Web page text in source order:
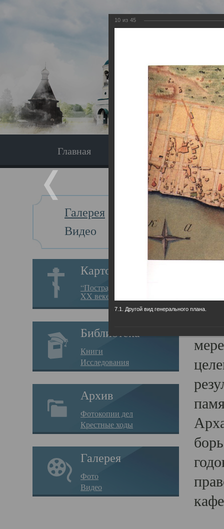
Главная Экскурсия
Галерея
Видео
Картотека
“Пострадавшие за веру в
XX веке на Севере”
Библиотека
Книги
Исследования
Архив
Фотокопии дел
Крестные ходы
Галерея
Фото
Видео
Главная
10 из 45
7.1. Другой вид генерального плана.